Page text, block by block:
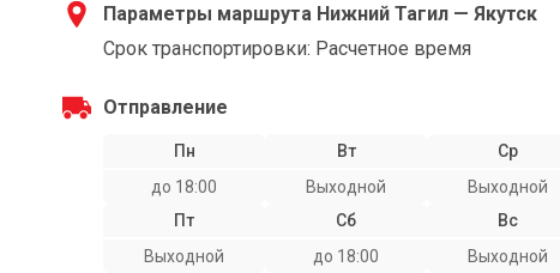
Параметры маршрута Нижний Тагил — Якутск
Срок транспортировки: Расчетное время
Отправление
Пн
до 18:00
Вт
Выходной
Ср
Выходной
Пт
Выходной
Сб
до 18:00
Вс
Выходной